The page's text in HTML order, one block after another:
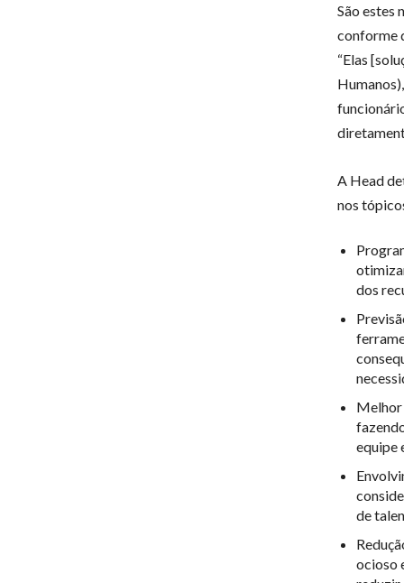
São estes
conforme
“Elas
A Head
nos
dos
Melhor
equipe
de
ocioso